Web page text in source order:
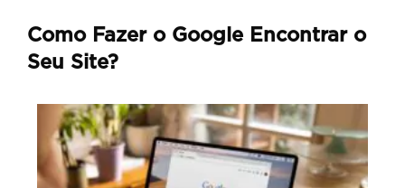
Como Fazer o Google Encontrar o
Seu Site?